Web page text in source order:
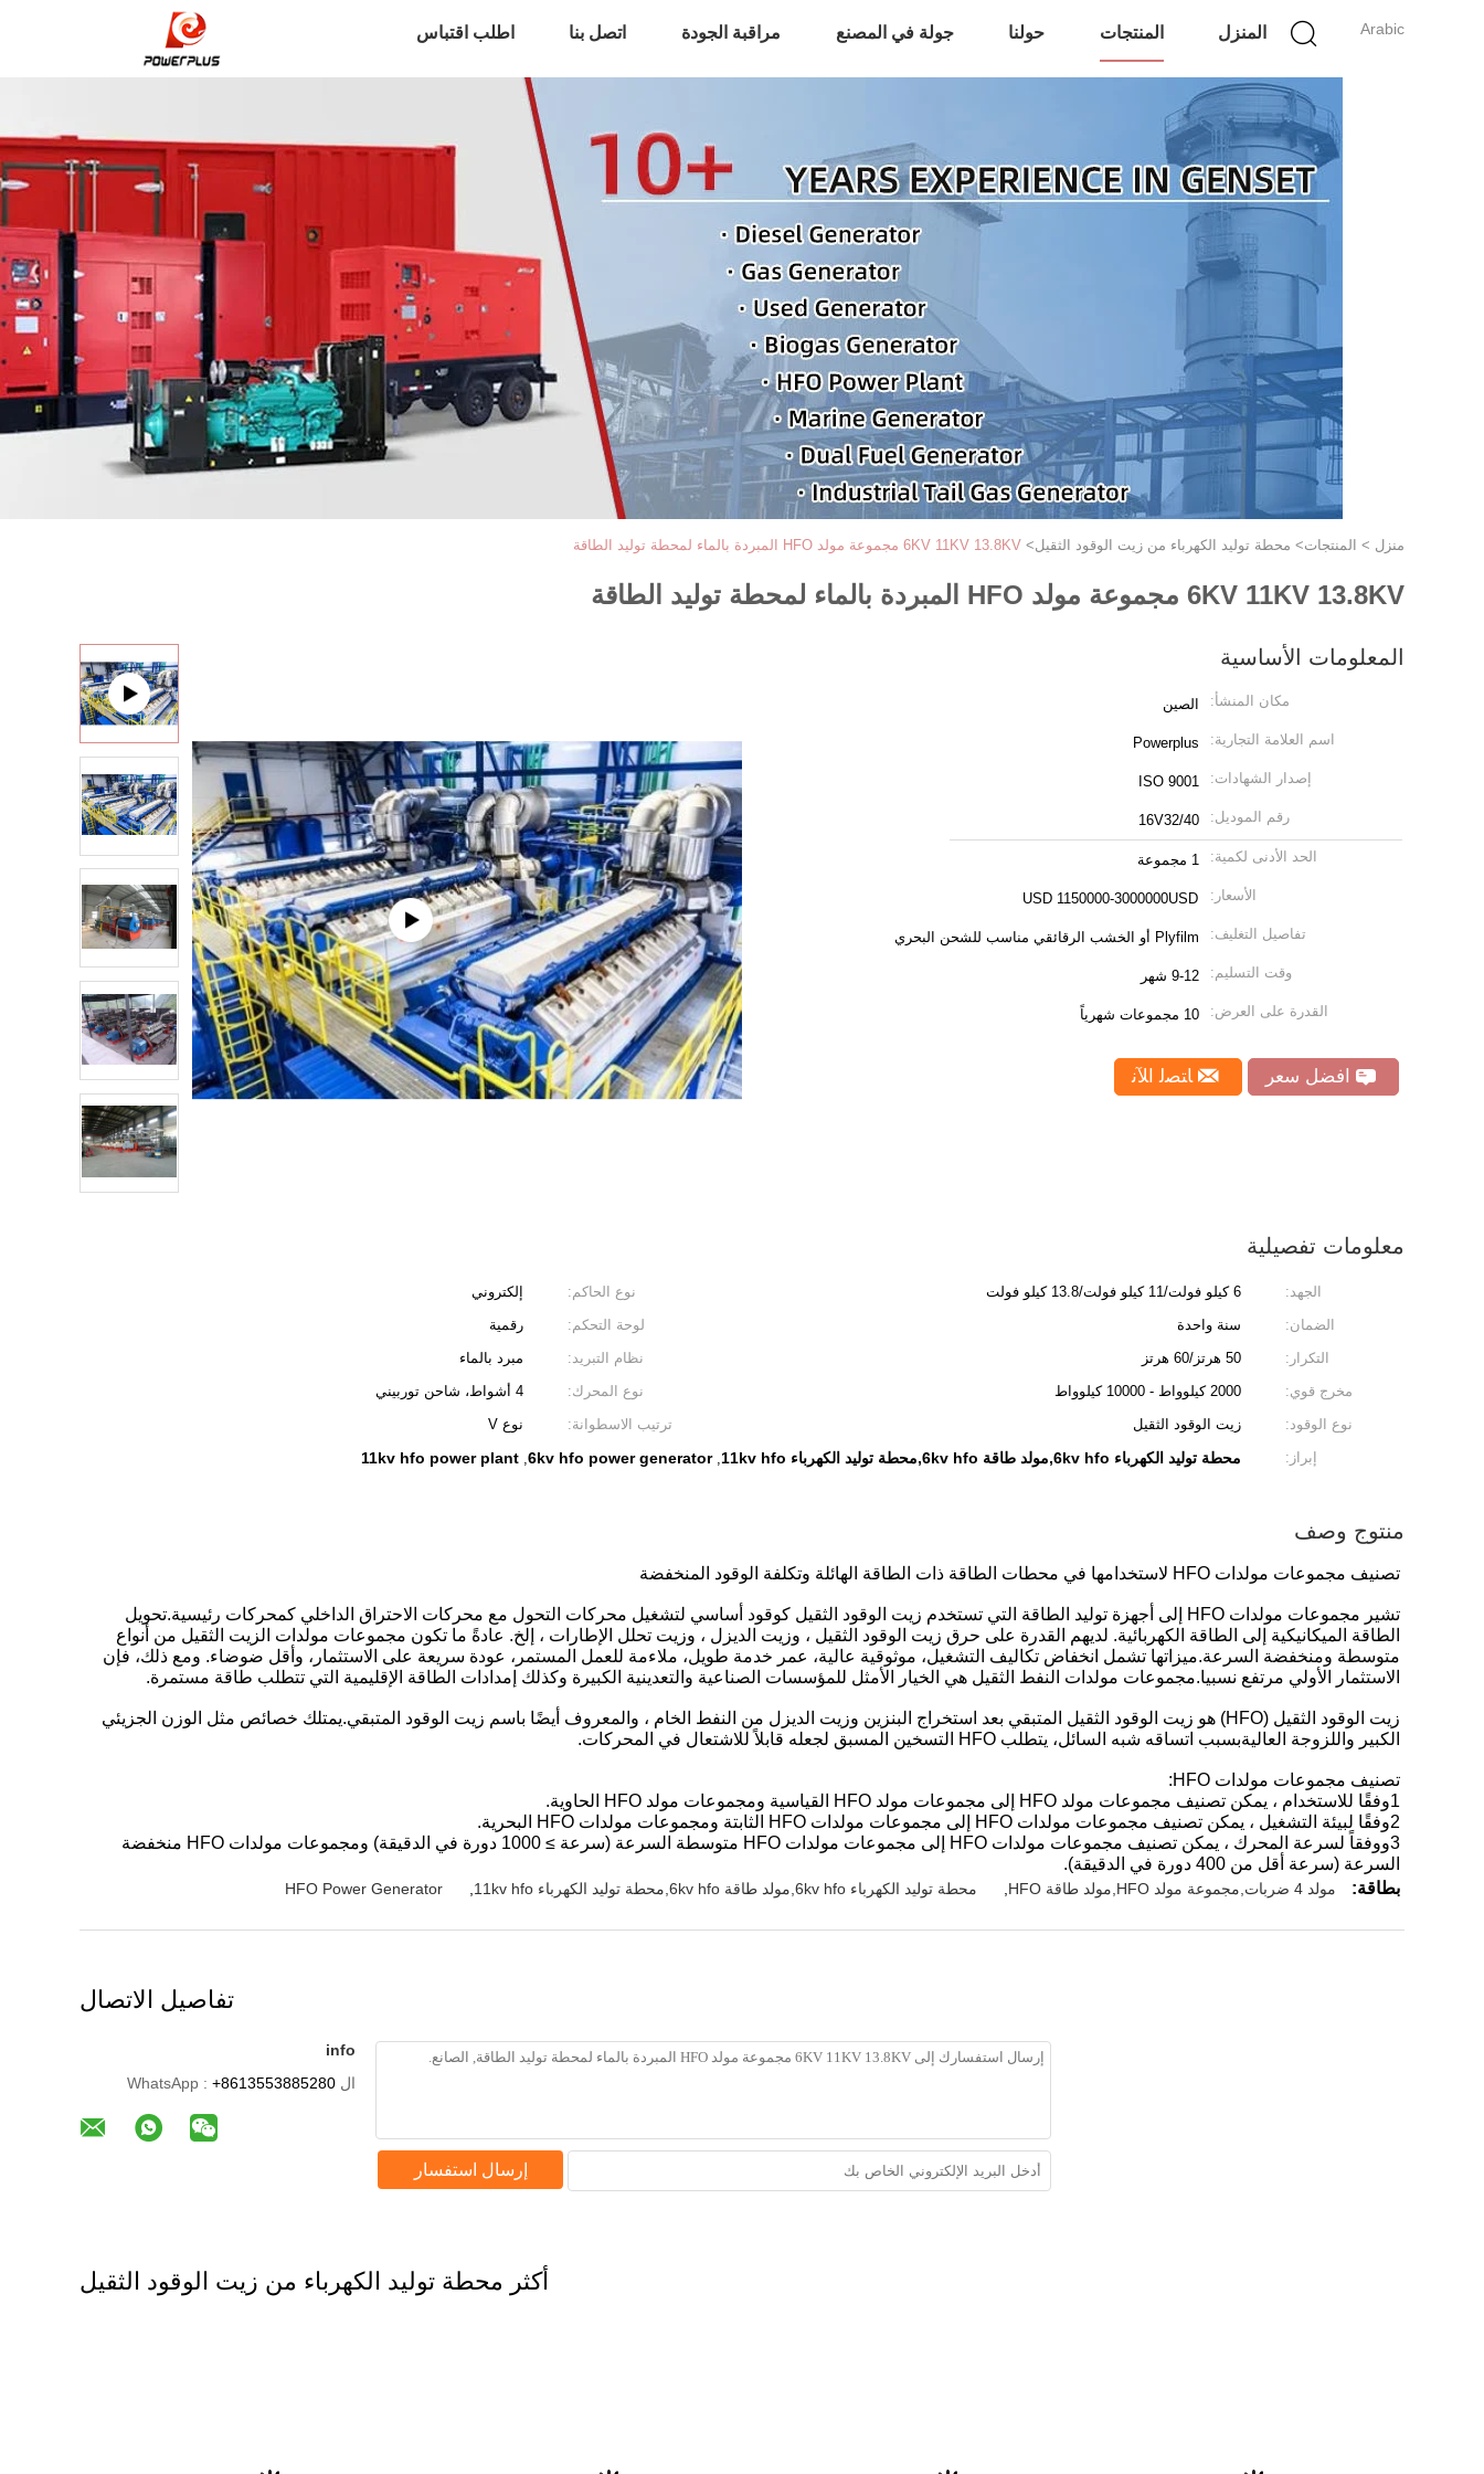
Arabic المنزل المنتجات حولنا جولة في المصنع مراقبة الجودة اتصل بنا اطلب اقتباس
منزل > المنتجات> محطة توليد الكهرباء من زيت الوقود الثقيل> 6KV 11KV 13.8KV مجموعة مولد HFO المبردة بالماء لمحطة توليد الطاقة
6KV 11KV 13.8KV مجموعة مولد HFO المبردة بالماء لمحطة توليد الطاقة
المعلومات الأساسية
مكان المنشأ: الصين
اسم العلامة التجارية: Powerplus
إصدار الشهادات: ISO 9001
رقم الموديل: 16V32/40
الحد الأدنى لكمية: 1 مجموعة
الأسعار: USD 1150000-3000000USD
تفاصيل التغليف: Plyfilm أو الخشب الرقائقي مناسب للشحن البحري
وقت التسليم: 9-12 شهر
القدرة على العرض: 10 مجموعات شهرياً
افضل سعر ﺎﺘﺼﻟ ﺍﻶﻧ
معلومات تفصيلية
الجهد: 6 كيلو فولت/11 كيلو فولت/13.8 كيلو فولت نوع الحاكم:
إلكتروني
الضمان:
سنة واحدة لوحة التحكم:
رقمية
التكرار:
50 هرتز/60 هرتز نظام التبريد:
مبرد بالماء
مخرج قوي:
2000 كيلوواط - 10000 كيلوواط نوع المحرك:
4 أشواط، شاحن توربيني
نوع الوقود:
زيت الوقود الثقيل ترتيب الاسطوانة:
نوع V
إبراز:
محطة توليد الكهرباء 6kv hfo,مولد طاقة 6kv hfo,محطة توليد الكهرباء 11kv hfo ,
6kv hfo power generator
,
11kv hfo power plant
منتوج وصف
تصنيف مجموعات مولدات HFO لاستخدامها في محطات الطاقة ذات الطاقة الهائلة وتكلفة الوقود المنخفضة
تشير مجموعات مولدات HFO إلى أجهزة توليد الطاقة التي تستخدم زيت الوقود الثقيل كوقود أساسي لتشغيل محركات التحول مع محركات الاحتراق الداخلي كمحركات رئيسية.تحويل
الطاقة الميكانيكية إلى الطاقة الكهربائية. لديهم القدرة على حرق زيت الوقود الثقيل ، وزيت الديزل ، وزيت تحلل الإطارات ، إلخ. عادةً ما تكون مجموعات مولدات الزيت الثقيل من أنواع
متوسطة ومنخفضة السرعة.ميزاتها تشمل انخفاض تكاليف التشغيل، موثوقية عالية، عمر خدمة طويل، ملاءمة للعمل المستمر، عودة سريعة على الاستثمار، وأقل ضوضاء. ومع ذلك، فإن
الاستثمار الأولي مرتفع نسبيا.مجموعات مولدات النفط الثقيل هي الخيار الأمثل للمؤسسات الصناعية والتعدينية الكبيرة وكذلك إمدادات الطاقة الإقليمية التي تتطلب طاقة مستمرة.
زيت الوقود الثقيل (HFO) هو زيت الوقود الثقيل المتبقي بعد استخراج البنزين وزيت الديزل من النفط الخام ، والمعروف أيضًا باسم زيت الوقود المتبقي.يمتلك خصائص مثل الوزن الجزيئي
الكبير واللزوجة العاليةبسبب اتساقه شبه السائل، يتطلب HFO التسخين المسبق لجعله قابلاً للاشتعال في المحركات.
تصنيف مجموعات مولدات HFO:
1وفقًا للاستخدام ، يمكن تصنيف مجموعات مولد HFO إلى مجموعات مولد HFO القياسية ومجموعات مولد HFO الحاوية.
2وفقًا لبيئة التشغيل ، يمكن تصنيف مجموعات مولدات HFO إلى مجموعات مولدات HFO الثابتة ومجموعات مولدات HFO البحرية.
3ووفقاً لسرعة المحرك ، يمكن تصنيف مجموعات مولدات HFO إلى مجموعات مولدات HFO متوسطة السرعة (سرعة ≥ 1000 دورة في الدقيقة) ومجموعات مولدات HFO منخفضة
السرعة (سرعة أقل من 400 دورة في الدقيقة).
بطاقة:
مولد 4 ضربات,مجموعة مولد HFO,مولد طاقة HFO محطة توليد الكهرباء 6kv hfo,مولد طاقة 6kv hfo,محطة توليد الكهرباء 11kv hfo HFO Power Generator
تفاصيل الاتصال
info
ال WhatsApp : +8613553885280
إرسال استفسار
أكثر محطة توليد الكهرباء من زيت الوقود الثقيل